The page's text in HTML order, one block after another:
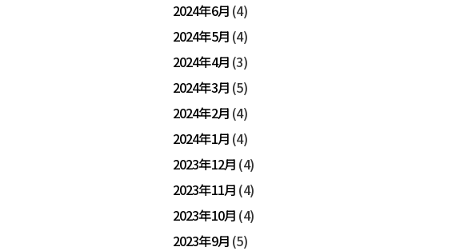
2024年6月 (4)
2024年5月 (4)
2024年4月 (3)
2024年3月 (5)
2024年2月 (4)
2024年1月 (4)
2023年12月 (4)
2023年11月 (4)
2023年10月 (4)
2023年9月 (5)